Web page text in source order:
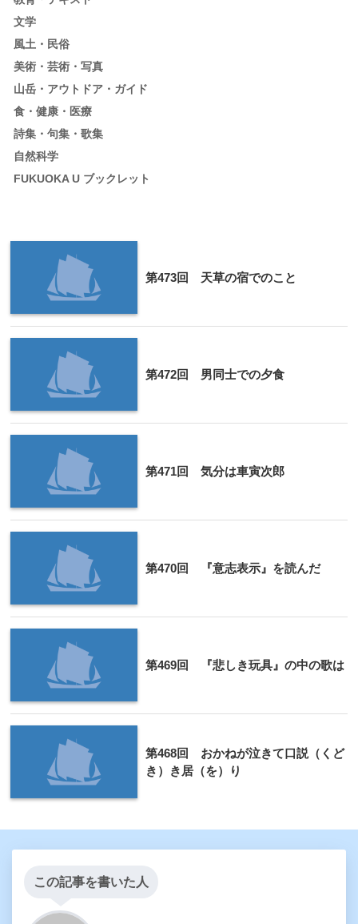
文学
風土・民俗
美術・芸術・写真
山岳・アウトドア・ガイド
食・健康・医療
詩集・句集・歌集
自然科学
FUKUOKA U ブックレット
第473回 天草の宿でのこと
第472回 男同士での夕食
第471回 気分は車寅次郎
第470回 『意志表示』を読んだ
第469回 『悲しき玩具』の中の歌は
第468回 おかねが泣きて口説（くど
き）き居（を）り
この記事を書いた人